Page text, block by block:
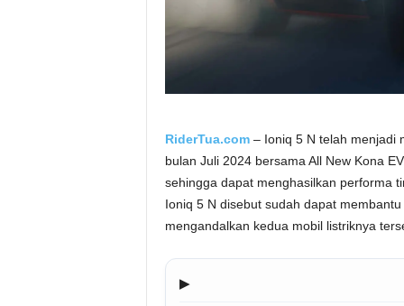
RiderTua.com– Ioniq 5 N telah menjadi
bulan Juli 2024 bersama All New Kona
sehingga dapat menghasilkan performa
Ioniq 5 N disebut sudah dapat
mengandalkan kedua mobil listriknya
▶